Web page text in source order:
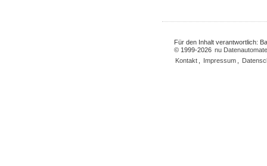
Für den Inhalt verantwortlich:
© 1999-2026 nu
Kontakt
Impressum